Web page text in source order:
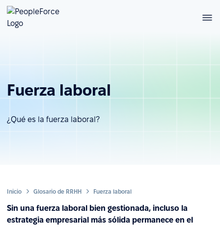
Fuerza laboral
¿Qué es la fuerza laboral?
Inicio Glosario de RRHH Fuerza laboral
Sin una fuerza laboral bien gestionada, incluso la
estrategia empresarial más sólida permanece en el